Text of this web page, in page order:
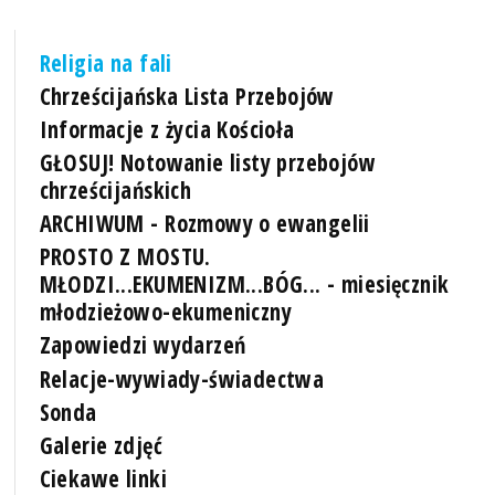
Religia na fali
Chrześcijańska Lista Przebojów
Informacje z życia Kościoła
GŁOSUJ! Notowanie listy przebojów
chrześcijańskich
ARCHIWUM - Rozmowy o ewangelii
PROSTO Z MOSTU.
MŁODZI...EKUMENIZM...BÓG... - miesięcznik
młodzieżowo-ekumeniczny
Zapowiedzi wydarzeń
Relacje-wywiady-świadectwa
Sonda
Galerie zdjęć
Ciekawe linki